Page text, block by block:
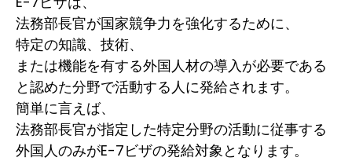
法務部長官が国家競争力を強化するために、
特定の知識、技術、
または機能を有する外国人材の導入が必要である
と認めた分野で活動する人に発給されます。
簡単に言えば、
法務部長官が指定した特定分野の活動に従事する
外国人のみがE-7ビザの発給対象となります。